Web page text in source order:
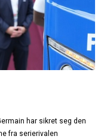
har sikret seg den
fra serierivalen